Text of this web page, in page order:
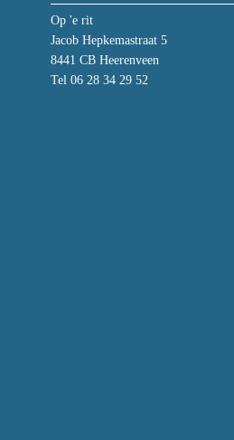
Op 'e rit
Jacob Hepkemastraat 5
8441 CB Heerenveen
Tel 06 28 34 29 52